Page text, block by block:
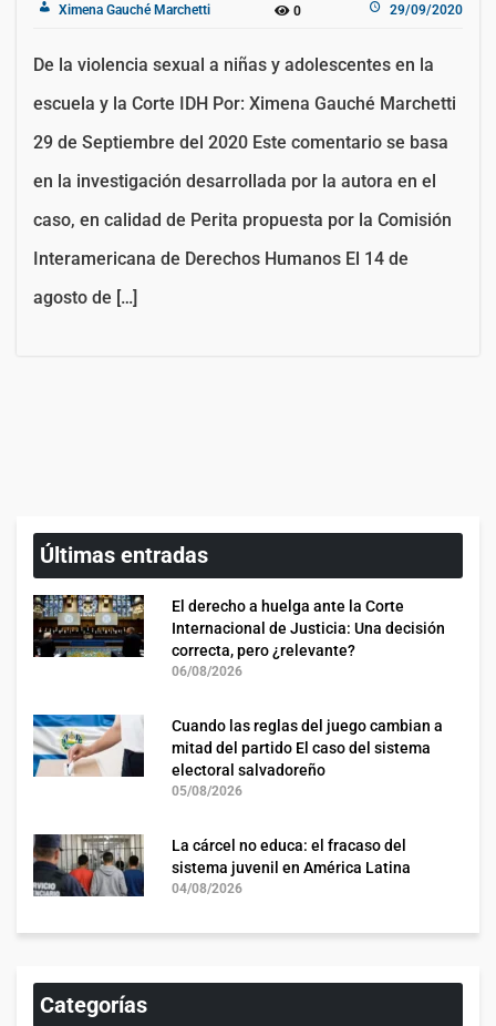
Ximena Gauché Marchetti 0 29/09/2020
De la violencia sexual a niñas y adolescentes en la
escuela y la Corte IDH Por: Ximena Gauché Marchetti
29 de Septiembre del 2020 Este comentario se basa
en la investigación desarrollada por la autora en el
caso, en calidad de Perita propuesta por la Comisión
Interamericana de Derechos Humanos El 14 de
agosto de […]
Últimas entradas
El derecho a huelga ante la Corte
Internacional de Justicia: Una decisión
correcta, pero ¿relevante?
06/08/2026
Cuando las reglas del juego cambian a
mitad del partido El caso del sistema
electoral salvadoreño
05/08/2026
La cárcel no educa: el fracaso del
sistema juvenil en América Latina
04/08/2026
Categorías